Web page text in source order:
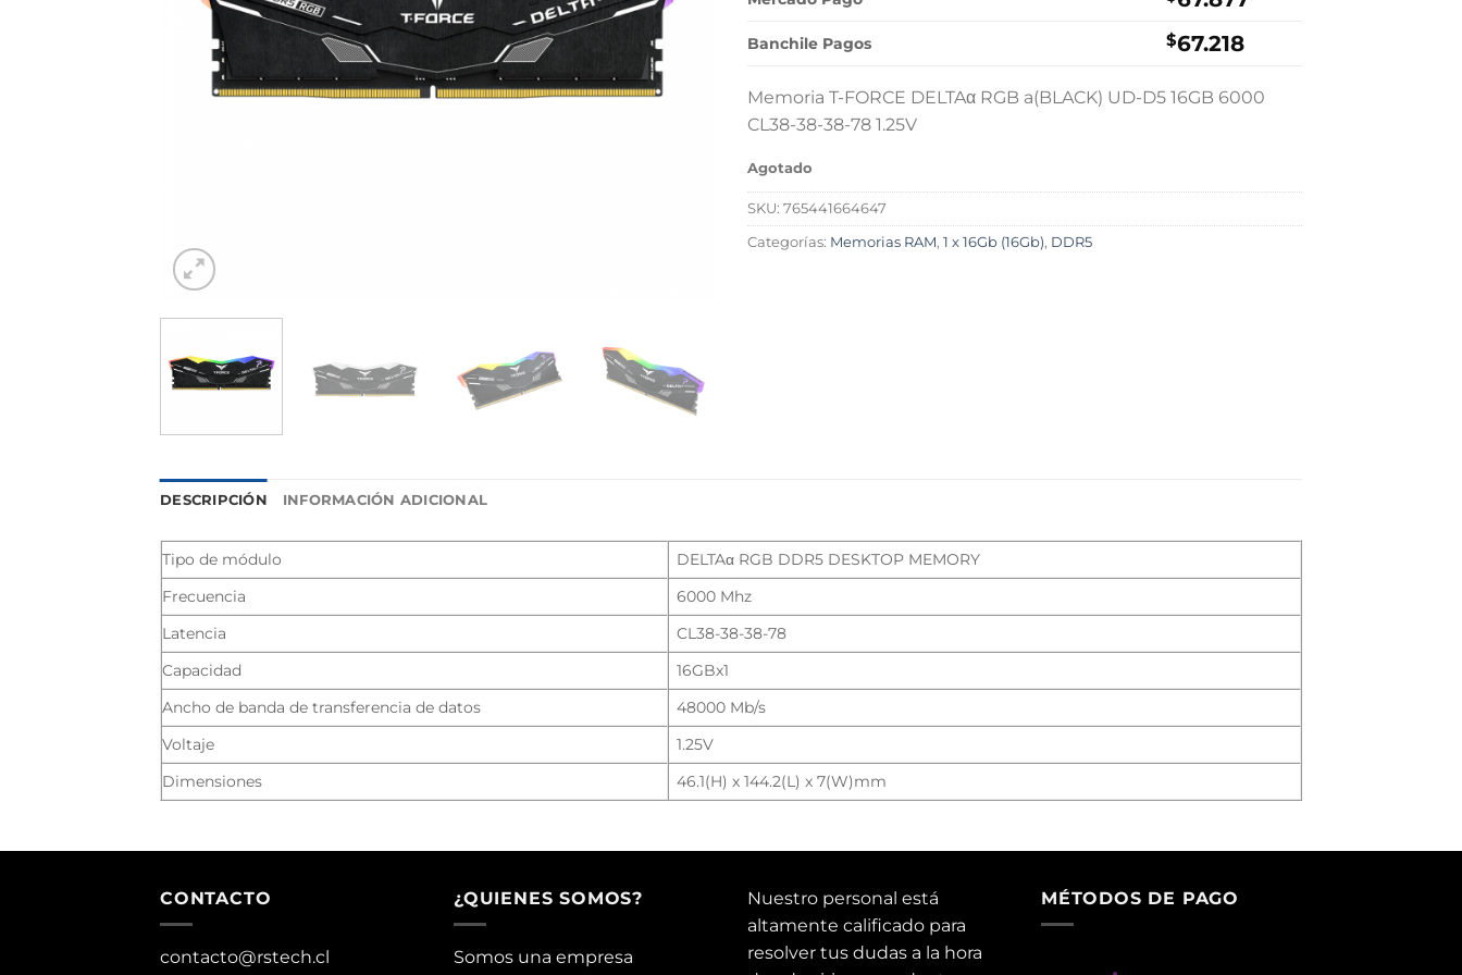
Banchile Pagos $67.218
Memoria T-FORCE DELTAα RGB a(BLACK) UD-D5 16GB 6000
CL38-38-38-78 1.25V
Agotado
SKU: 765441664647
Categorías: Memorias RAM, 1 x 16Gb (16Gb), DDR5
DESCRIPCIÓN INFORMACIÓN ADICIONAL
Tipo de módulo
DELTAα RGB DDR5 DESKTOP MEMORY
Frecuencia
6000 Mhz
Latencia
CL38-38-38-78
Capacidad
16GBx1
Ancho de banda de transferencia de datos
48000 Mb/s
Voltaje
1.25V
Dimensiones
46.1(H) x 144.2(L) x 7(W)mm
CONTACTO
contacto@rstech.cl
¿QUIENES SOMOS?
Somos una empresa
Nuestro personal está
altamente calificado para
resolver tus dudas a la hora
MÉTODOS DE PAGO